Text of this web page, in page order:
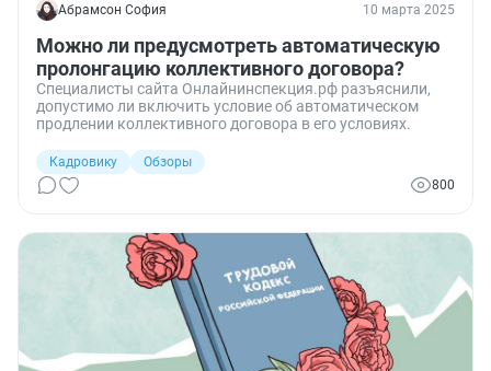
Абрамсон София 10 марта 2025
Можно ли предусмотреть автоматическую
пролонгацию коллективного договора?
Специалисты сайта Онлайнинспекция.рф разъяснили,
допустимо ли включить условие об автоматическом
продлении коллективного договора в его условиях.
Кадровику
Обзоры
800